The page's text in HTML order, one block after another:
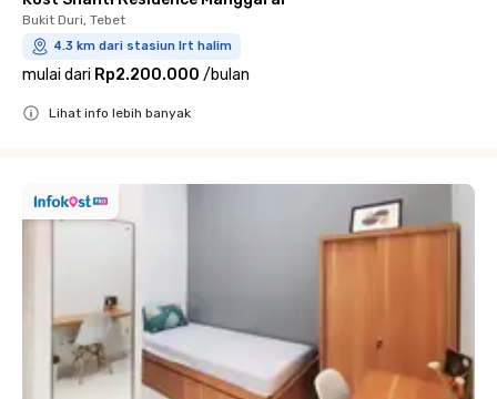
Bukit Duri, Tebet
4.3 km dari stasiun lrt halim
mulai dari Rp2.200.000 /bulan
Lihat info lebih banyak